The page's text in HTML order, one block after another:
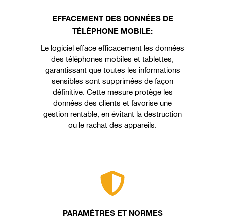
EFFACEMENT DES DONNÉES DE
TÉLÉPHONE MOBILE:
Le logiciel efface efficacement les données
des téléphones mobiles et tablettes,
garantissant que toutes les informations
sensibles sont supprimées de façon
définitive. Cette mesure protège les
données des clients et favorise une
gestion rentable, en évitant la destruction
ou le rachat des appareils.
PARAMÈTRES ET NORMES